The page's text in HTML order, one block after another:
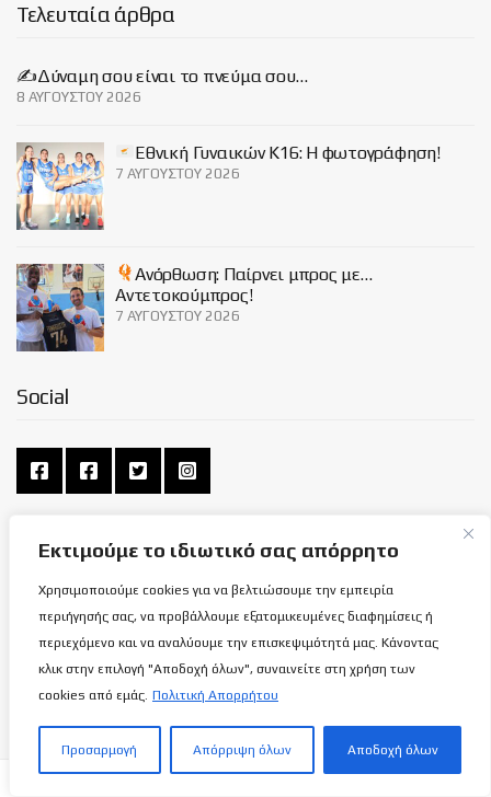
Εκτιμούμε το ιδιωτικό σας απόρρητο
Χρησιμοποιούμε cookies για να βελτιώσουμε την εμπειρία
περιήγησής σας, να προβάλλουμε εξατομικευμένες διαφημίσεις ή
περιεχόμενο και να αναλύουμε την επισκεψιμότητά μας. Κάνοντας
κλικ στην επιλογή "Αποδοχή όλων", συναινείτε στη χρήση των
cookies από εμάς. Πολιτική Απορρήτου
Προσαρμογή Απόρριψη όλων Αποδοχή όλων
Τελευταία άρθρα
✍️Δύναμη σου είναι το πνεύμα σου…
8 ΑΥΓΟΎΣΤΟΥ 2026
Εθνική Γυναικών Κ16: Η φωτογράφηση!
7 ΑΥΓΟΎΣΤΟΥ 2026
Ανόρθωση: Παίρνει μπρος με…
Αντετοκούμπρος!
7 ΑΥΓΟΎΣΤΟΥ 2026
Social
Σχετικά με εμάς
ΌΡΟΙ ΧΡΉΣΗΣ
ΕΠΙΚΟΙΝΩΝΊΑ